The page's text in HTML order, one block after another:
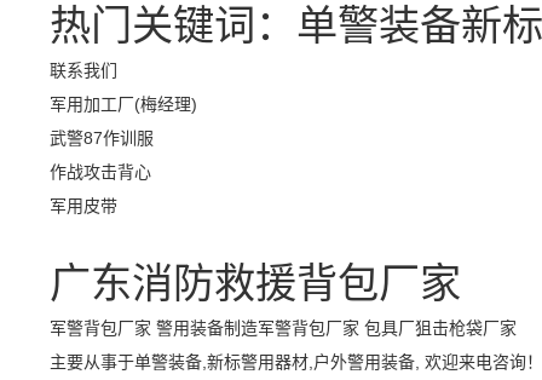
热门关键词： 单警装备新
联系我们
军用加工厂(梅经理)
武警87作训服
作战攻击背心
军用皮带
广东消防救援背包厂家
军警背包厂家 警用装备制造军警背包厂家 包具厂狙击枪袋厂家
主要从事于单警装备 新标警用器材 户外警用装备 , 欢迎来电咨询